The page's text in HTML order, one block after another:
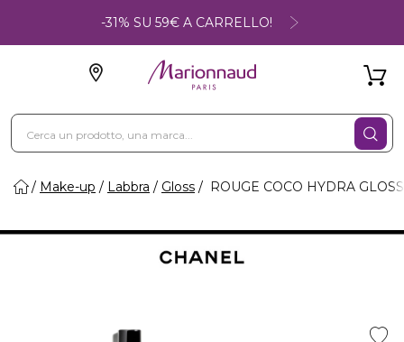
-31% SU 59€ A CARRELLO!
Make-up Labbra Gloss ROUGE COCO HYDRA